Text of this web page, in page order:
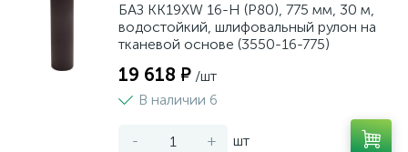
БАЗ KK19XW 16-H (Р80), 775 мм, 30 м,
водостойкий, шлифовальный рулон на
тканевой основе (3550-16-775)
19 618 ₽ /шт
В наличии 6
- + шт